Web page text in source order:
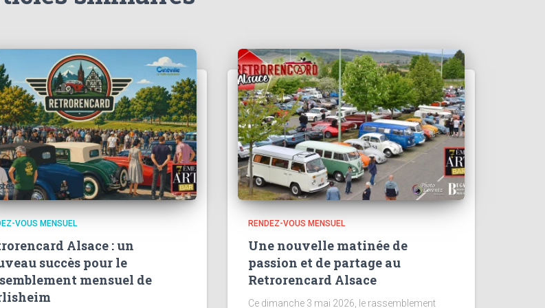
VOUS MENSUEL
Alsace : un
succès pour le
mensuel de
RENDEZ-VOUS MENSUEL
Une nouvelle matinée de
passion et de partage au
Retrorencard Alsace
Ce dimanche 3 mai 2026, le rassemblement